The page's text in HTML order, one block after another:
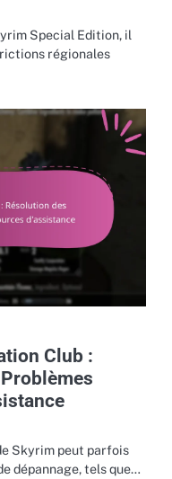
Special Edition, il
régionales
Club :
Skyrim peut parfois
dépannage, tels que…